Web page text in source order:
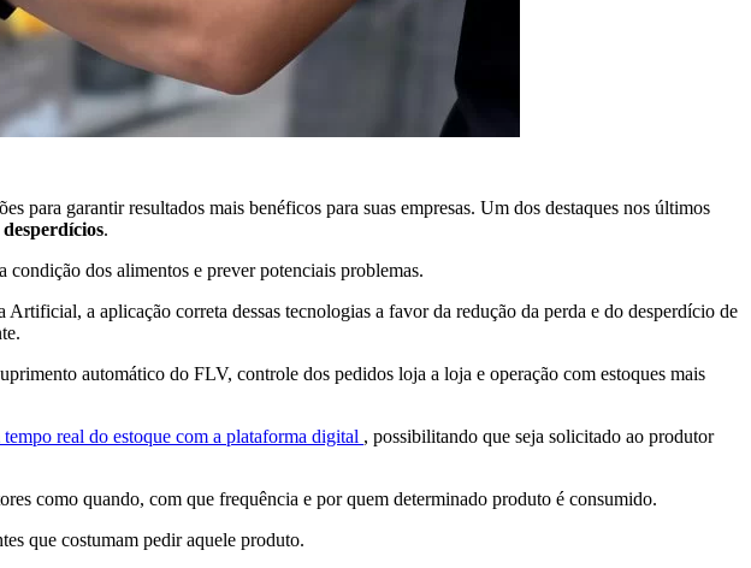
para garantir resultados mais benéficos para suas empresas. Um dos destaques nos últimos
.
dos alimentos e prever potenciais problemas.
a aplicação correta dessas tecnologias a favor da redução da perda e do desperdício de
automático do FLV, controle dos pedidos loja a loja e operação com estoques mais
tempo real do estoque com a plataforma digital , possibilitando que seja solicitado ao produtor
como quando, com que frequência e por quem determinado produto é consumido.
que costumam pedir aquele produto.